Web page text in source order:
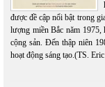
được đề cập nổi bật trong
lượng miền Bắc năm 1975,
cộng sản. Đến thập niên
hoạt động sáng tạo.(TS.